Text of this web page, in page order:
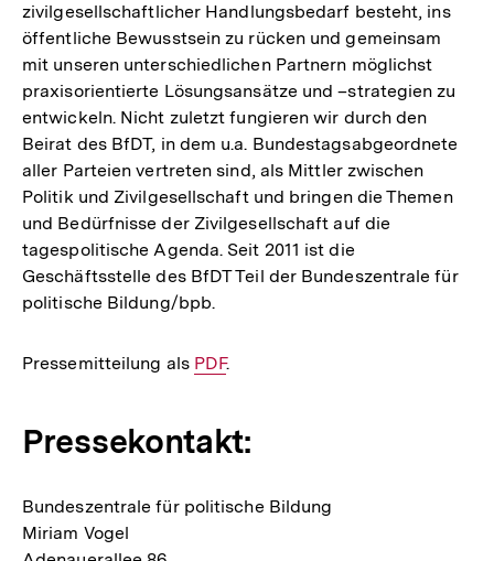
zivilgesellschaftlicher Handlungsbedarf besteht, ins
öffentliche Bewusstsein zu rücken und gemeinsam
mit unseren unterschiedlichen Partnern möglichst
praxisorientierte Lösungsansätze und –strategien zu
entwickeln. Nicht zuletzt fungieren wir durch den
Beirat des BfDT, in dem u.a. Bundestagsabgeordnete
aller Parteien vertreten sind, als Mittler zwischen
Politik und Zivilgesellschaft und bringen die Themen
und Bedürfnisse der Zivilgesellschaft auf die
tagespolitische Agenda. Seit 2011 ist die
Geschäftsstelle des BfDT Teil der Bundeszentrale für
politische Bildung/bpb.
Pressemitteilung als Interner
PDF.
Pressekontakt:
Bundeszentrale für politische Bildung
Miriam Vogel